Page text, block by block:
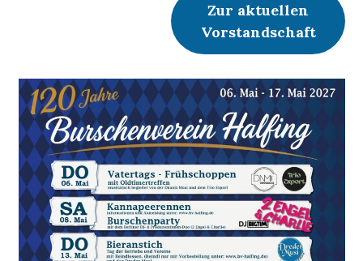
Zur aktuellen
Vorstandschaft